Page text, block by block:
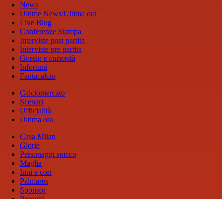
News
Ultime News/Ultima ora
Live Blog
Conferenze Stampa
Interviste post partita
Interviste pre partita
Gossip e curiosità
Infortuni
Fantacalcio
Calciomercato
Scenari
Ufficialità
Ultima ora
Casa Milan
Glorie
Personaggi spicco
Maglia
Inni e cori
Palmares
Sponsor